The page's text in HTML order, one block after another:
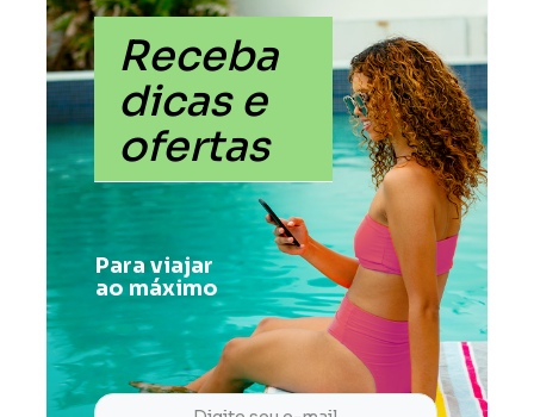
Receba
dicas e
ofertas
Para viajar
ao máximo